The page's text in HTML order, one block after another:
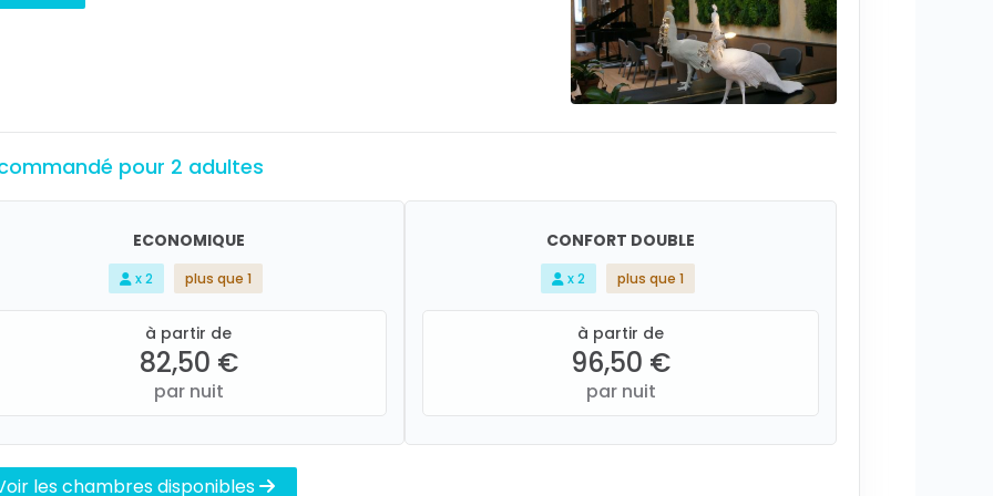
pour 2 adultes
ECONOMIQUE
x 2 plus que 1
à partir de
82,50 €
par nuit
CONFORT DOUBLE
x 2 plus que 1
à partir de
96,50 €
par nuit
les chambres disponibles